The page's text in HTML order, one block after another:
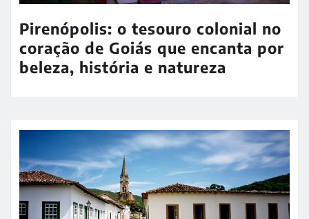
Pirenópolis: o tesouro colonial no
coração de Goiás que encanta por
beleza, história e natureza